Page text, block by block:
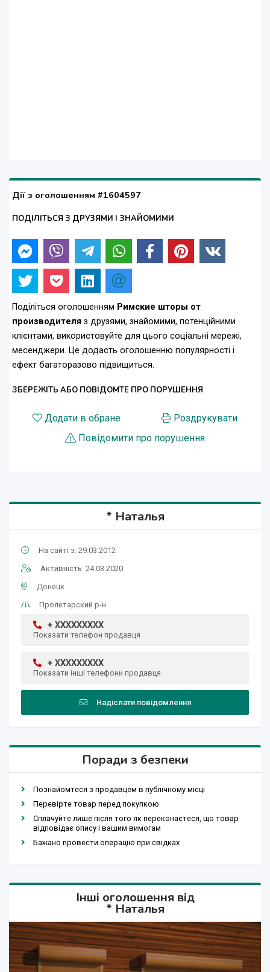
Дії з оголошенням #1604597
ПОДІЛІТЬСЯ З ДРУЗЯМИ І ЗНАЙОМИМИ
Поділіться оголошенням Римские шторы от
производителя з друзями, знайомими, потенційними
клієнтами, використовуйте для цього соціальні мережі,
месенджери. Це додасть оголошенню популярності і
ефект багаторазово підвищиться.
ЗБЕРЕЖІТЬ АБО ПОВІДОМТЕ ПРО ПОРУШЕННЯ
Додати в обране
Роздрукувати
Повідомити про порушення
* Наталья
На сайті з: 29.03.2012
Активність: 24.03.2020
Донецк
Пролетарский р-н
+ XXXXXXXXX
Показати телефон продавця
+ XXXXXXXXX
Показати інші телефони продавця
Надіслати повідомлення
Поради з безпеки
Познайомтеся з продавцем в публічному місці
Перевірте товар перед покупкою
Сплачуйте лише після того як переконаєтеся, що товар
відповідає опису і вашим вимогам
Бажано провести операцію при свідках
Інші оголошення від
* Наталья